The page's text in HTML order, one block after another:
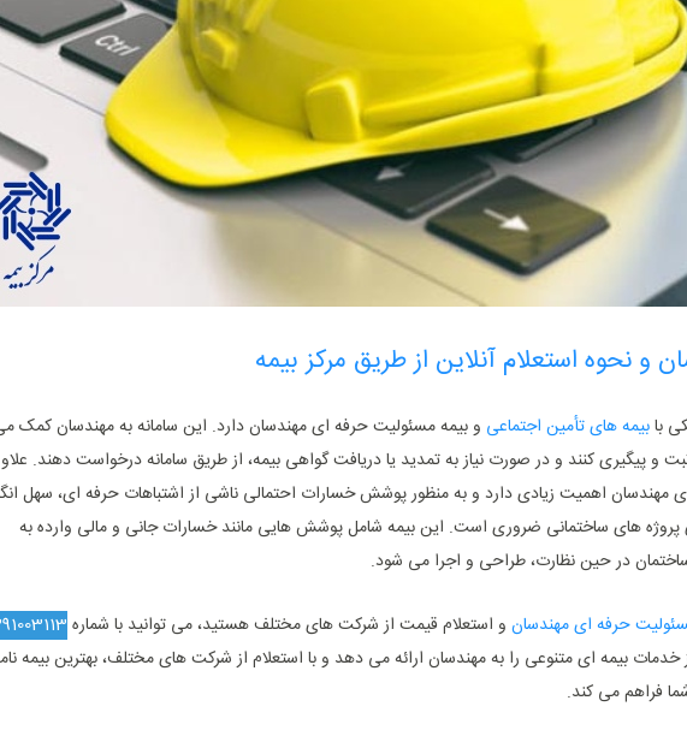
و نحوه استعلام آنلاین از طریق مرکز بیمه
بابیمه ‌های تأمین اجتماعی و بیمه مسئولیت حرفه ‌ای مهندسان دارد. این سامانه به مهندسان کمک
و پیگیری کنند و در صورت نیاز به تمدید یا دریافت گواهی بیمه، از طریق سامانه درخواست دهند.
مهندسان اهمیت زیادی دارد و به‌ منظور پوشش خسارات احتمالی ناشی از اشتباهات حرفه‌ ای، سهل
پروژه‌ های ساختمانی ضروری است. این بیمه شامل پوشش ‌هایی مانند خسارات جانی و مالی وارده به
ساختمان در حین نظارت، طراحی و اجرا می شود.
حرفه ‌ای مهندسان و استعلام قیمت از شرکت‌ های مختلف هستید، می‌ توانید با شماره
خدمات بیمه‌ ای متنوعی را به مهندسان ارائه می‌ دهد و با استعلام از شرکت ‌های مختلف، بهترین بیمه
فراهم می ‌کند.